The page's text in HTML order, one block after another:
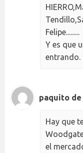
Felipe.........
Y es que
entrando.
paquito
Hay que
el